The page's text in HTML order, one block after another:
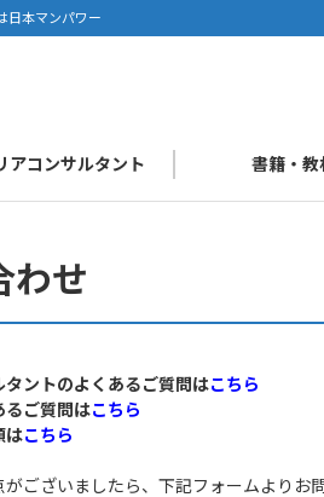
日本マンパワー
アコンサルタント 書籍・教
わせ
タントのよくあるご質問はこちら
るご質問はこちら
はこちら
ございましたら、下記フォームよりお